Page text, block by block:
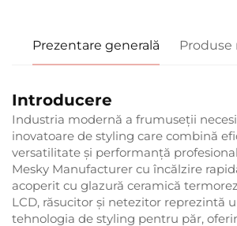
Prezentare generală Produse
Introducere
Industria modernă a frumuseții
inovatoare de styling care combină
versatilitate și performanță
Mesky Manufacturer cu încălzire
acoperit cu glazură ceramică
LCD, răsucitor și netezitor reprezintă
tehnologia de styling pentru păr,